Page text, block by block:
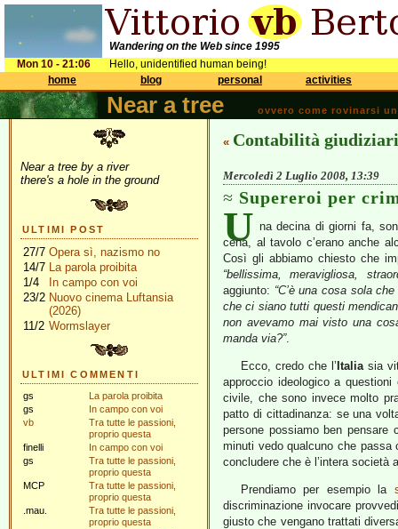
Wandering on the Web since 1995
Mon 10 - 21:06
Hello, unidentified human being!
home
blog personal activities
Near a tree ovvero come rovinarsi
Near a tree by a river
there's a hole in the ground
ULTIMI POST
27/7 Opera sì, nazismo no
14/7 La parola proibita
1/4
In campo con voi
23/2 Nuovo cinema Luftansia
(2026)
11/2 Wormslayer
ULTIMI COMMENTI
gs
La parola proibita
gs
In campo con voi
vb
Tra tutte le passioni,
proprio questa
finelli
In campo con voi
gs
Tra tutte le passioni,
proprio questa
MCP
Tra tutte le passioni,
proprio questa
.mau.
Tra tutte le passioni,
proprio questa
« Contabilità
Mercoledì 2 Luglio 2008, 13:39
Supereroi per
U na decina di giorni fa,
cena, al tavolo c’erano anche
Così gli abbiamo chiesto che
“bellissima, meravigliosa,
aggiunto: “C’è una cosa sola
che ci siano tutti questi
non avevamo mai visto una
manda via?”.
Ecco, credo che l’ Italiasia
approccio ideologico a
civile, che sono invece molto
patto di cittadinanza: se una
persone possiamo ben
minuti vedo qualcuno che
concludere che è l’intera società
Prendiamo per esempio la
discriminazione invocare
giusto che vengano trattati